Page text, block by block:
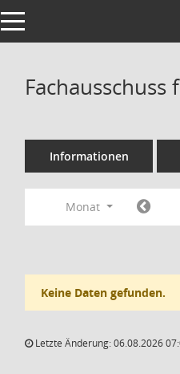
Toggle navigation
Informationen
Monat
Keine Daten gefunden.
Letzte Änderung: 06.08.2026